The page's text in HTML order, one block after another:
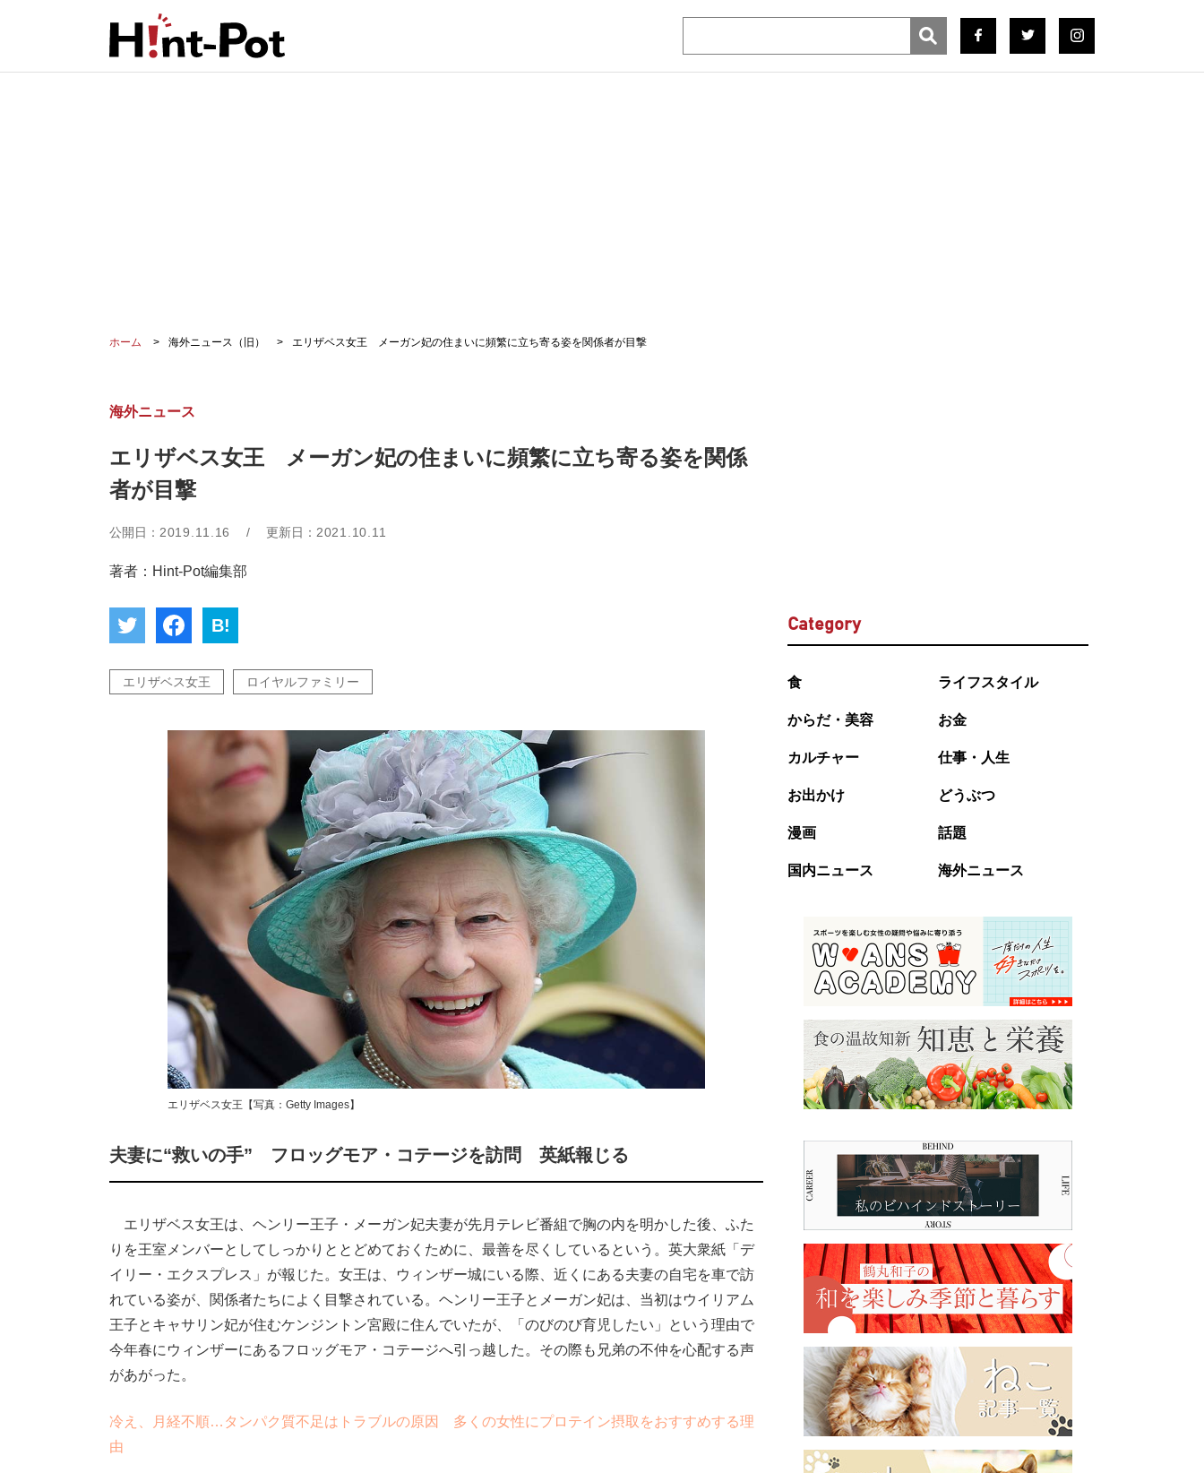
ホーム 海外ニュース（旧） エリザベス女王 メーガン妃の住まいに頻繁に立ち寄る姿を関係者が目撃
海外ニュース
エリザベス女王 メーガン妃の住まいに頻繁に立ち寄る姿を関係
者が目撃
公開日： 2019.11.16 / 更新日： 2021.10.11
著者：Hint-Pot編集部
B!
エリザベス女王 ロイヤルファミリー
エリザベス女王【写真：Getty Images】
夫妻に“救いの手” フロッグモア・コテージを訪問 英紙報じる
エリザベス女王は、ヘンリー王子・メーガン妃夫妻が先月テレビ番組で胸の内を明かした後、ふた
りを王室メンバーとしてしっかりととどめておくために、最善を尽くしているという。英大衆紙「デ
イリー・エクスプレス」が報じた。女王は、ウィンザー城にいる際、近くにある夫妻の自宅を車で訪
れている姿が、関係者たちによく目撃されている。ヘンリー王子とメーガン妃は、当初はウイリアム
王子とキャサリン妃が住むケンジントン宮殿に住んでいたが、「のびのび育児したい」という理由で
今年春にウィンザーにあるフロッグモア・コテージへ引っ越した。その際も兄弟の不仲を心配する声
があがった。
冷え、月経不順…タンパク質不足はトラブルの原因 多くの女性にプロテイン摂取をおすすめする理
由
Category
食 ライフスタイル
からだ・美容 お金
カルチャー 仕事・人生
お出かけ どうぶつ
漫画 話題
国内ニュース 海外ニュース